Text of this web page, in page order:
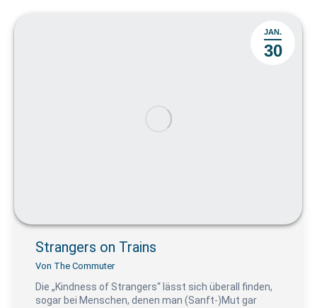
JAN.
30
Strangers on Trains
Von The Commuter
Die „Kindness of Strangers“ lässt sich überall finden,
sogar bei Menschen, denen man (Sanft-)Mut gar